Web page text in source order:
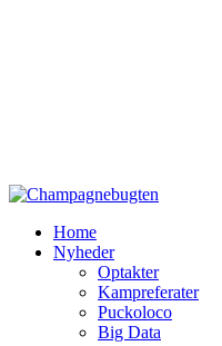
Home
Nyheder
Optakter
Kampreferater
Puckoloco
Big Data